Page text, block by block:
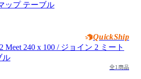
ップ テーブル
QuickShip
全1商品